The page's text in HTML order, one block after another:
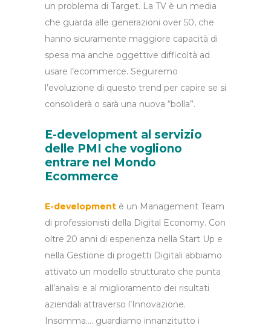
un problema di Target. La TV è un media
che guarda alle generazioni over 50, che
hanno sicuramente maggiore capacità di
spesa ma anche oggettive difficoltà ad
usare l’ecommerce. Seguiremo
l’evoluzione di questo trend per capire se si
consoliderà o sarà una nuova “bolla”.
E-development al servizio
delle PMI che vogliono
entrare nel Mondo
Ecommerce
E-development è un Management Team
di professionisti della Digital Economy. Con
oltre 20 anni di esperienza nella Start Up e
nella Gestione di progetti Digitali abbiamo
attivato un modello strutturato che punta
all’analisi e al miglioramento dei risultati
aziendali attraverso l’Innovazione.
Insomma…. guardiamo innanzitutto i